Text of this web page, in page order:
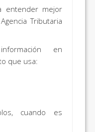
entender mejor
Tributaria
en
que usa:
cuando es